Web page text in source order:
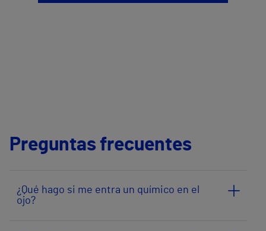
Preguntas frecuentes
¿Qué hago si me entra un químico en el
ojo?